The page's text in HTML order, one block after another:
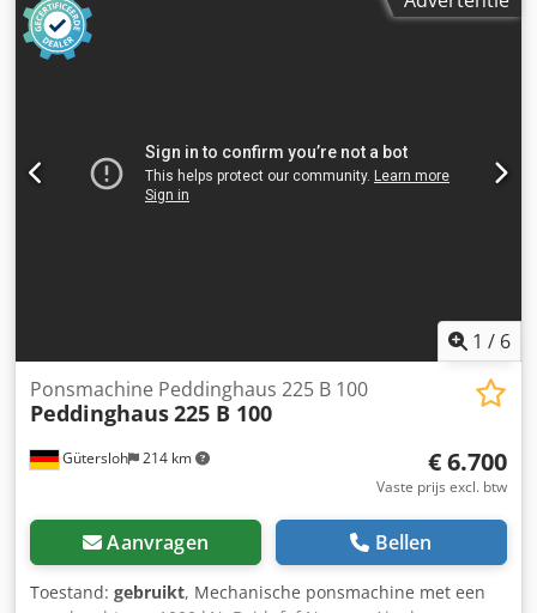
mm Gewicht: 325 kg Elektrische gegevens: 400 V; 7 A
Dcodpfx Aoy R A Nioiqek Buigcapaciteit: max. Ø 32 mm
(enkele staaf) Buigsnelheid: ca. 10 tpm Vermogen motor:
1 / 6
Gütersloh 214 km
Ponsmachine Peddinghaus 225 B 100
Peddinghaus225 B 100
€ 6.700
Vaste prijs excl. btw
Aanvragen Bellen
Toestand: gebruikt, Mechanische ponsmachine met een